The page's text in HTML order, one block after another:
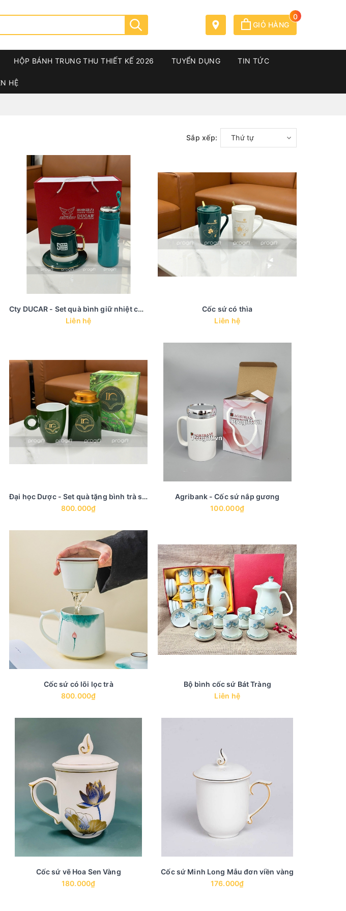
GIỎ HÀNG
0
HỘP BÁNH TRUNG THU THIẾT KẾ 2026 TUYỂN DỤNG TIN TỨC
HỆ
Sắp xếp: Thứ tự
Cty DUCAR - Set quà bình giữ nhiệt cốc sứ viền vàng nhập khẩu
Liên hệ
Cốc sứ có thìa
Liên hệ
Đại học Dược - Set quà tặng bình trà sứ và cốc sứ
800.000₫
Agribank - Cốc sứ nắp gương
100.000₫
Cốc sứ có lõi lọc trà
800.000₫
Bộ bình cốc sứ Bát Tràng
Liên hệ
Cốc sứ vẽ Hoa Sen Vàng
180.000₫
Cốc sứ Minh Long Mẫu đơn viền vàng
176.000₫